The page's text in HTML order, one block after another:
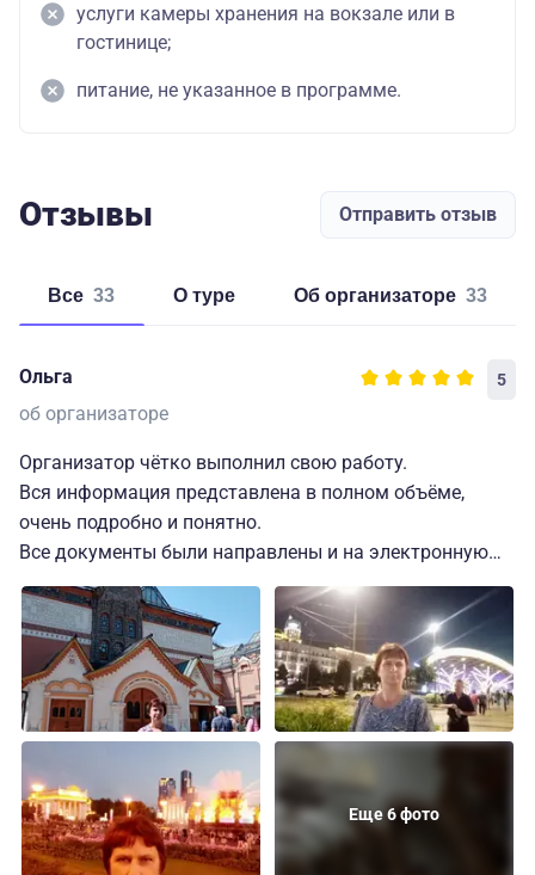
услуги камеры хранения на вокзале или в
гостинице;
питание, не указанное в программе.
Отзывы Отправить отзыв
Все 33 о туре об организаторе 33
Ольга 5
об организаторе
Организатор чётко выполнил свою работу.
Вся информация представлена в полном объёме,
очень подробно и понятно.
Все документы были направлены и на электронную
почту и в чат в МАХ.
Быстро отвечал на все вопросы.
Проживание было организовано в комфортном отеле
4* "Россо Рива", с прекрасным видом, расположенном
в тихом районе, но в 10 минутах ходьбы от
Всё организовано было с заботой.
У нас был прекрасный экскурсовод А. Галина,
Еще 6 фото